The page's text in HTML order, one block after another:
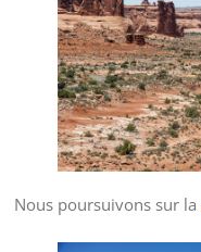
Nous poursuivons sur la